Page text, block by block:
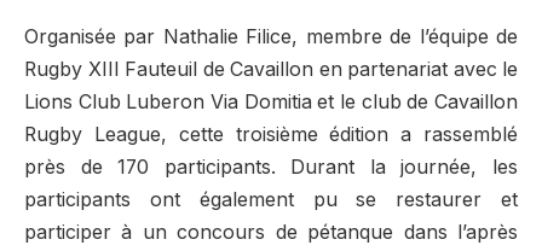
Organisée par Nathalie Filice, membre de l’équipe de
Rugby XIII Fauteuil de Cavaillon en partenariat avec le
Lions Club Luberon Via Domitia et le club de Cavaillon
Rugby League, cette troisième édition a rassemblé
près de 170 participants. Durant la journée, les
participants ont également pu se restaurer et
participer à un concours de pétanque dans l’après